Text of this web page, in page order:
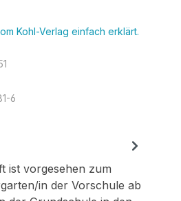
Kohl-Verlag einfach erklärt.
6
ist vorgesehen zum
in der Vorschule ab